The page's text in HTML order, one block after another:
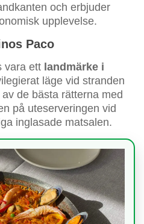
och erbjuder
upplevelse.
Paco
vara ett landmärke i
läge vid stranden
de bästa rätterna med
på uteserveringen vid
inglasade matsalen.